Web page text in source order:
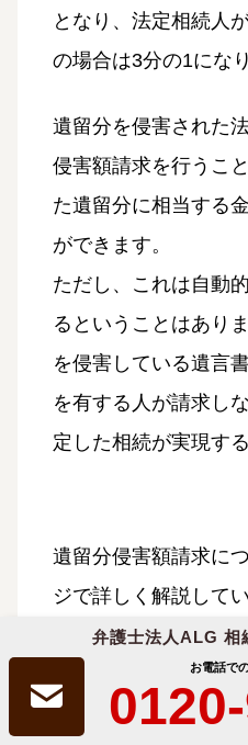
弁護士法人ALG 相
お電話で
となり、法定相続人
の場合は3分の1にな
遺留分を侵害された
侵害額請求を行うこ
た遺留分に相当する
ができます。
ただし、これは自動
るということはあり
を侵害している遺言
を有する人が請求し
定した相続が実現す
遺留分侵害額請求に
ジで詳しく解説して
ご一読ください。
合わせて読みたい